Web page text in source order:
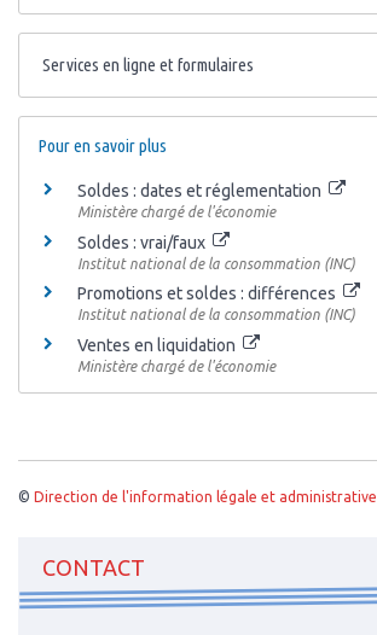
Services en ligne et formulaires
Pour en savoir plus
Soldes : dates et réglementation
Ministère chargé de l'économie
Soldes : vrai/faux
Institut national de la consommation (INC)
Promotions et soldes : différences
Institut national de la consommation (INC)
Ventes en liquidation
Ministère chargé de l'économie
© Direction de l'information légale et administrative
CONTACT